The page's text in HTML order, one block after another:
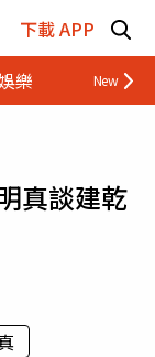
下載 APP
樂 財經
真談建乾